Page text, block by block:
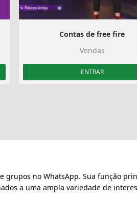
Contas de free fire
Vendas
ENTRAR
grupos no WhatsApp. Sua função
a uma ampla variedade de